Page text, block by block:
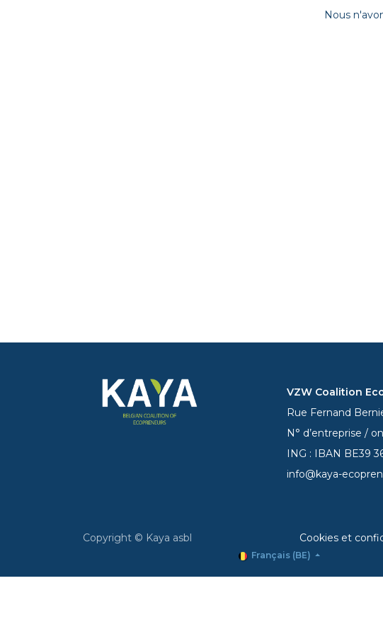
Nous
VZW Coalition
Rue Fernand
N° d’entreprise /
ING : IBAN BE39
info@kaya-
Copyright © Kaya asbl Cookies et
Français (BE)